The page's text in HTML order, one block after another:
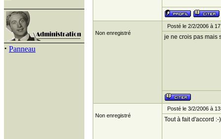
· Panneau
Non enregistré
Posté le 2/2/2006 à
je ne crois pas mais
Non enregistré
Posté le 3/2/2006 à
Tout à fait d'accord